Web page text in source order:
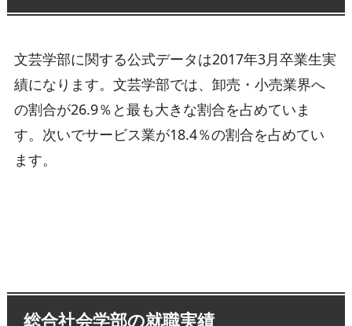
文芸学部に関する公式データは2017年3月卒業生実
績になります。文芸学部では、卸売・小売業界へ
の割合が26.9％と最も大きな割合を占めていま
す。次いでサービス業が18.4％の割合を占めてい
ます。
総合社会学部の就職実績